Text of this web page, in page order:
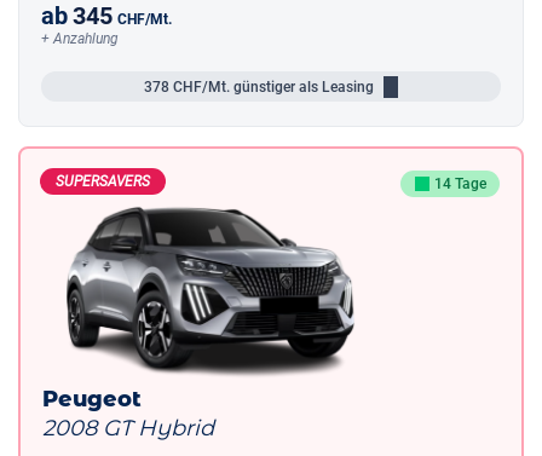
ab345 CHF/Mt.
+ Anzahlung
378 CHF/Mt. günstiger als Leasing
SUPERSAVERS 14 Tage
Peugeot
2008 GT Hybrid